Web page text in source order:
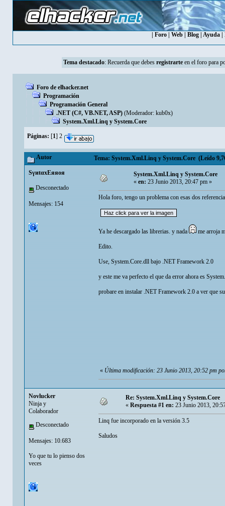
Foro| Web| Blog| Ayuda|
Tema destacado: Recuerda que debes registrarteen el foro para
Foro de elhacker.net
Programación
Programación General
.NET (C#, VB.NET, ASP) (Moderador: kub0x)
System.Xml.Linq y System.Core
Páginas: [1] 2
Autor Tema: System.Xml.Linq y System.Core (Leído
SγиtαxEяяoя
Desconectado
Mensajes: 154
System.Xml.Linq y System.Core
«en:23 Junio 2013, 20:47 pm »
Hola foro, tengo un problema con esas dos
Ya he descargado las librerias. y nada me arroja
Edito.
Use, System.Core.dll bajo .NET Framework 2.0
y este me va perfecto el que da error ahora es
probare en instalar .NET Framework 2.0 a ver que
«Última modificación: 23 Junio 2013, 20:52 pm
Novlucker
Ninja y
Colaborador
Desconectado
Mensajes: 10.683
Yo que tu lo pienso dos
veces
Re: System.Xml.Linq y System.Core
« Respuesta #1 en: 23 Junio 2013,
Linq fue incorporado en la versión 3.5
Saludos